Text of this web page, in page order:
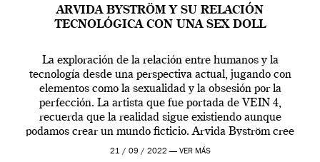
ARVIDA BYSTRÖM Y SU RELACIÓN
TECNOLÓGICA CON UNA SEX DOLL
La exploración de la relación entre humanos y la
tecnología desde una perspectiva actual, jugando con
elementos como la sexualidad y la obsesión por la
perfección. La artista que fue portada de VEIN 4,
recuerda que la realidad sigue existiendo aunque
podamos crear un mundo ficticio. Arvida Byström cree
que los humanos tienen un complejo […]
21 / 09 / 2022 — VER MÁS